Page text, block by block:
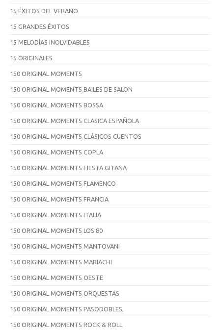
15 ÉXITOS DEL VERANO
15 GRANDES ÉXITOS
15 MELODÍAS INOLVIDABLES
15 ORIGINALES
150 ORIGINAL MOMENTS
150 ORIGINAL MOMENTS BAILES DE SALON
150 ORIGINAL MOMENTS BOSSA
150 ORIGINAL MOMENTS CLASICA ESPAÑOLA
150 ORIGINAL MOMENTS CLÁSICOS CUENTOS
150 ORIGINAL MOMENTS COPLA
150 ORIGINAL MOMENTS FIESTA GITANA
150 ORIGINAL MOMENTS FLAMENCO
150 ORIGINAL MOMENTS FRANCIA
150 ORIGINAL MOMENTS ITALIA
150 ORIGINAL MOMENTS LOS 80
150 ORIGINAL MOMENTS MANTOVANI
150 ORIGINAL MOMENTS MARIACHI
150 ORIGINAL MOMENTS OESTE
150 ORIGINAL MOMENTS ORQUESTAS
150 ORIGINAL MOMENTS PASODOBLES,
150 ORIGINAL MOMENTS ROCK & ROLL